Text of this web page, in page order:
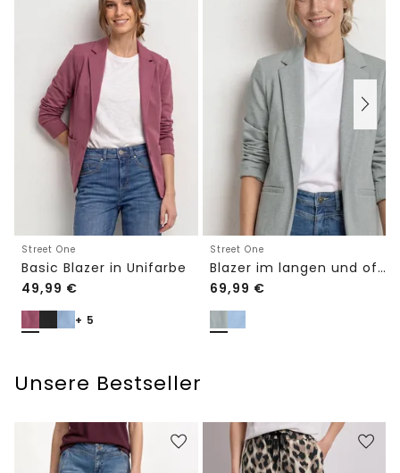
Street One
Basic Blazer in Unifarbe
49,99 €
+ 5
Street One
Blazer im langen und offenen Schnitt
69,99 €
Unsere Bestseller